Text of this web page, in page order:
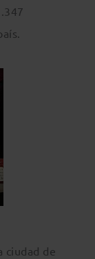
ciudad de